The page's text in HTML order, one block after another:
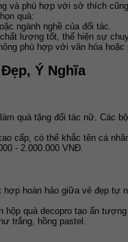
và phù hợp với sở thích
quà:
ngành nghề của đối tác.
lượng tốt, thể hiện sự
phù hợp với văn hóa hoặc
Ý Nghĩa
quà tặng đối tác nữ. Các
cấp, có thể khắc tên cá
- 2.000.000 VNĐ.
hợp hoàn hảo giữa vẻ đẹp tự
quà decopro tạo ấn tượng
trắng, hồng pastel.